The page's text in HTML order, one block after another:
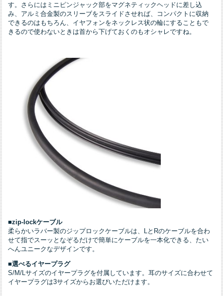
す。さらにはミニピンジャック部をマグネティックヘッドに差し込
み、アルミ合金製のスリーブをスライドさせれば、コンパクトに収納
できるのはもちろん、イヤフォンをネックレス状の輪にすることもで
きるので使わないときは首から下げておくのもオシャレですね。
■zip-lockケーブル
柔らかいラバー製のジップロックケーブルは、LとRのケーブルを合わ
せて指でスーッとなぞるだけで簡単にケーブルを一本化できる、たい
へんユニークなデザインです。
■選べるイヤープラグ
S/M/Lサイズのイヤープラグを付属しています。耳のサイズに合わせて
イヤープラグは3サイズからお選びいただけます。